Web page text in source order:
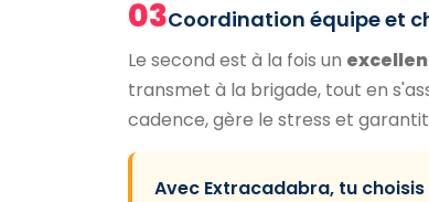
03Coordination équipe et
Le second est à la fois un
transmet à la brigade, tout en
cadence, gère le stress et
Avec Extracadabra, tu